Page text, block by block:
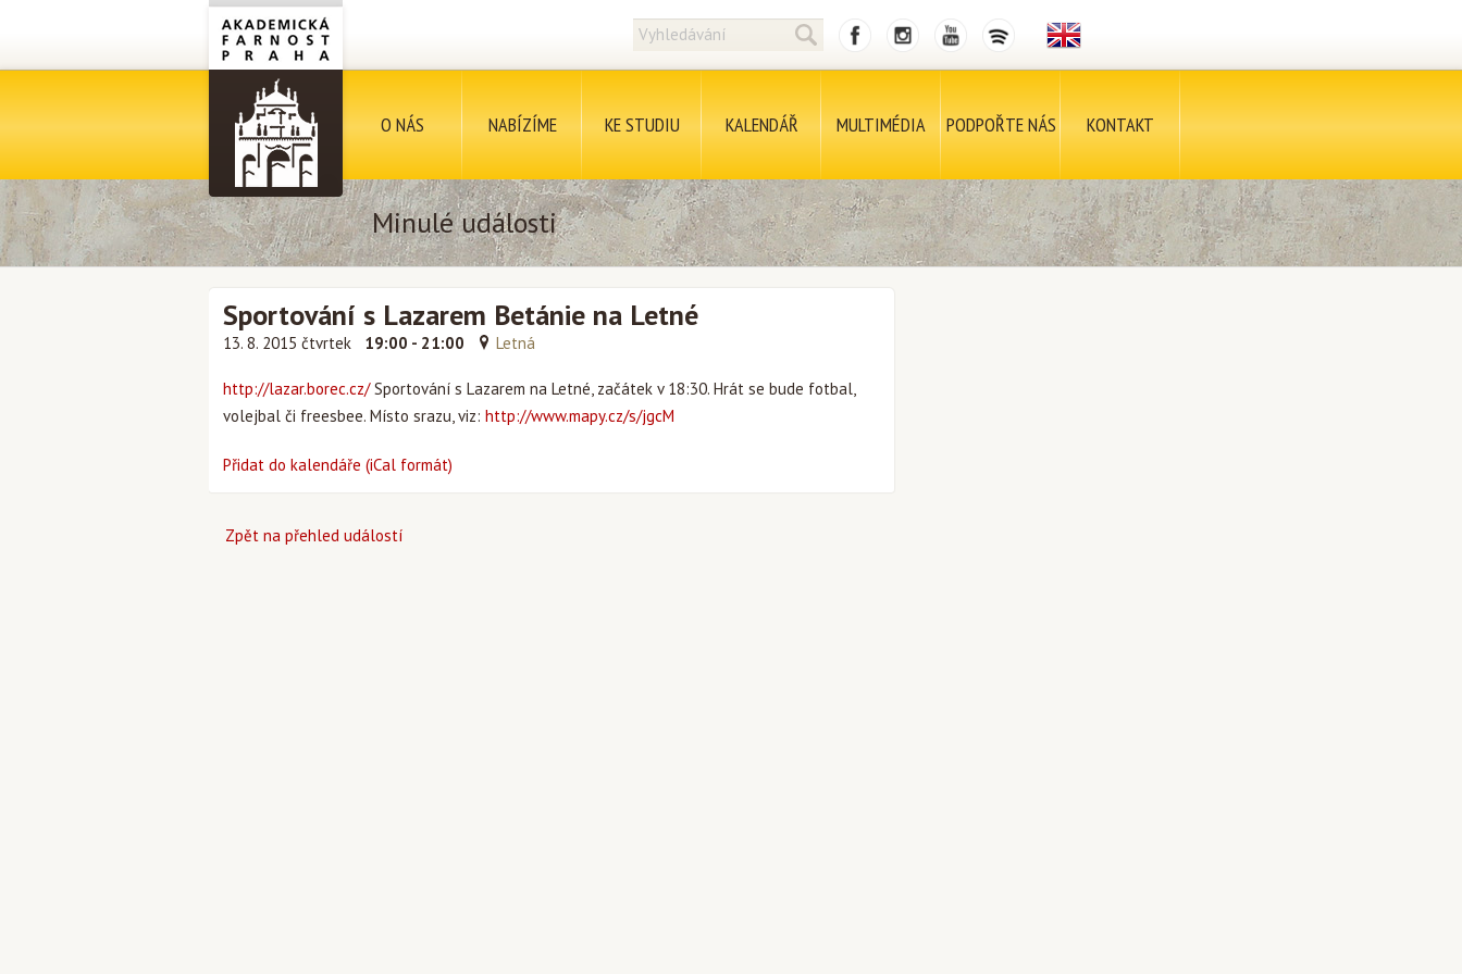
O NÁS NABÍZÍME KE STUDIU KALENDÁŘ MULTIMÉDIA PODPOŘTE NÁS KONTAKT
Minulé události
Sportování s Lazarem Betánie na Letné
13. 8. 2015 čtvrtek 19:00 - 21:00 Letná
http://lazar.borec.cz/Sportování s Lazarem na Letné, začátek v 18:30. Hrát se bude fotbal,
volejbal či freesbee. Místo srazu, viz: http://www.mapy.cz/s/jgcM
Přidat do kalendáře (iCal formát)
Zpět na přehled událostí